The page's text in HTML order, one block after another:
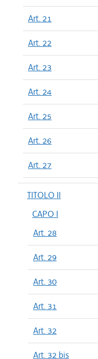
Art. 21
Art. 22
Art. 23
Art. 24
Art. 25
Art. 26
Art. 27
TITOLO II
CAPO I
Art. 28
Art. 29
Art. 30
Art. 31
Art. 32
Art. 32 bis